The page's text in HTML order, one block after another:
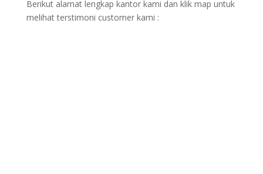
Berikut alamat lengkap kantor kami dan klik map untuk
melihat terstimoni customer kami :